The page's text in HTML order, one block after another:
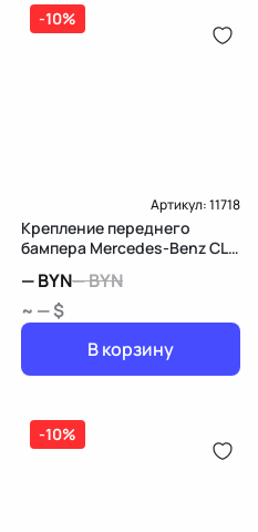
-10%
Артикул:11718
Крепление переднего
бампера Mercedes-Benz CLS
—BYN—BYN
~ — $
В корзину
-10%